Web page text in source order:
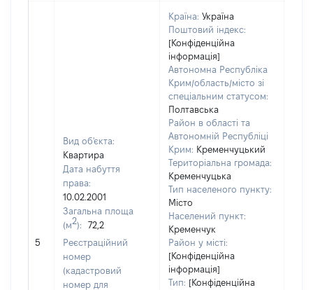
5
Вид об'єкта:
Квартира
Дата набуття
права:
10.02.2001
Загальна площа
(м2):
72,2
Реєстраційний
номер
(кадастровий
номер для
Країна: Україна
Поштовий індекс:
[Конфіденційна
інформація]
Автономна Республіка
Крим/область/місто зі
спеціальним статусом:
Полтавська
Район в області та
Автономній Республіці
Крим: Кременчуцький
Територіальна громада:
Кременчуцька
Тип населеного пункту:
Місто
Населений пункт:
Кременчук
Район у місті:
[Конфіденційна
інформація]
Тип: [Конфіденційна